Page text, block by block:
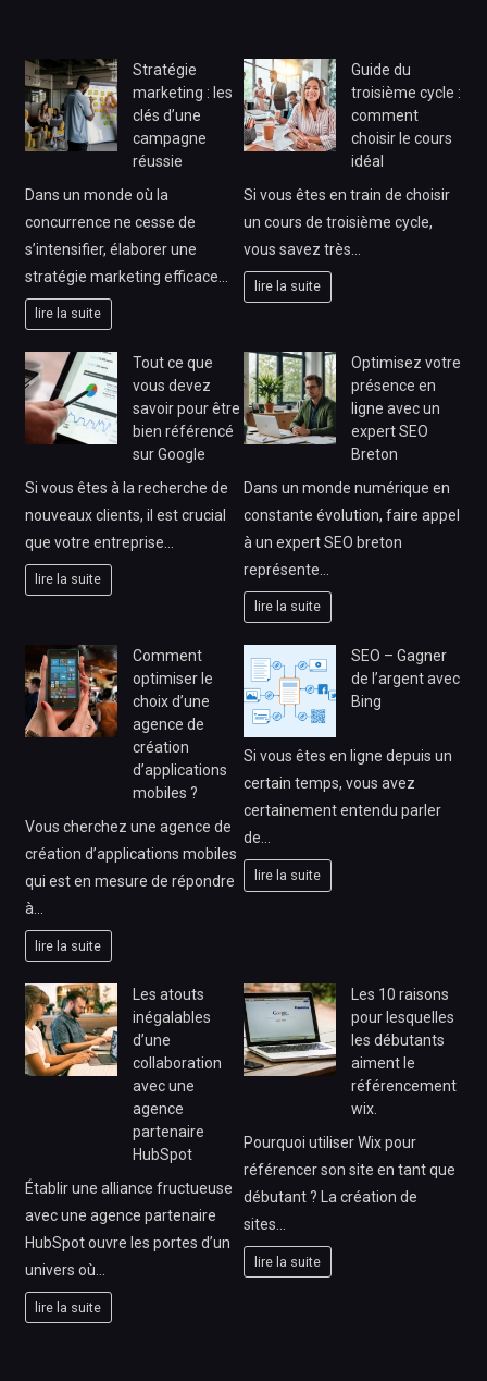
Stratégie
marketing : les
clés d’une
campagne
réussie
Dans un monde où la
concurrence ne cesse de
s’intensifier, élaborer une
stratégie marketing efficace…
lire la suite
Guide du
troisième cycle :
comment
choisir le cours
idéal
Si vous êtes en train de choisir
un cours de troisième cycle,
vous savez très…
lire la suite
Tout ce que
vous devez
savoir pour être
bien référencé
sur Google
Si vous êtes à la recherche de
nouveaux clients, il est crucial
que votre entreprise…
lire la suite
Optimisez votre
présence en
ligne avec un
expert SEO
Breton
Dans un monde numérique en
constante évolution, faire appel
à un expert SEO breton
représente…
lire la suite
Comment
optimiser le
choix d’une
agence de
création
d’applications
mobiles ?
Vous cherchez une agence de
création d’applications mobiles
qui est en mesure de répondre
à…
lire la suite
SEO – Gagner
de l’argent avec
Bing
Si vous êtes en ligne depuis un
certain temps, vous avez
certainement entendu parler
de…
lire la suite
Les atouts
inégalables
d’une
collaboration
avec une
agence
partenaire
HubSpot
Établir une alliance fructueuse
avec une agence partenaire
HubSpot ouvre les portes d’un
univers où…
lire la suite
Les 10 raisons
pour lesquelles
les débutants
aiment le
référencement
wix.
Pourquoi utiliser Wix pour
référencer son site en tant que
débutant ? La création de
sites…
lire la suite